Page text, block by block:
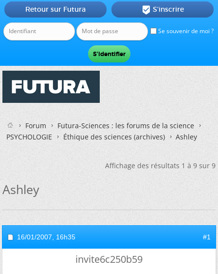
Se souvenir de moi ?
Retour sur Futura  S'inscrire
Forum
Futura-Sciences : les forums de la science
PSYCHOLOGIE
Éthique des sciences (archives) Ashley
Affichage des résultats 1 à 9 sur 9
Ashley
16/01/2007, 16h35 #1
invite6c250b59